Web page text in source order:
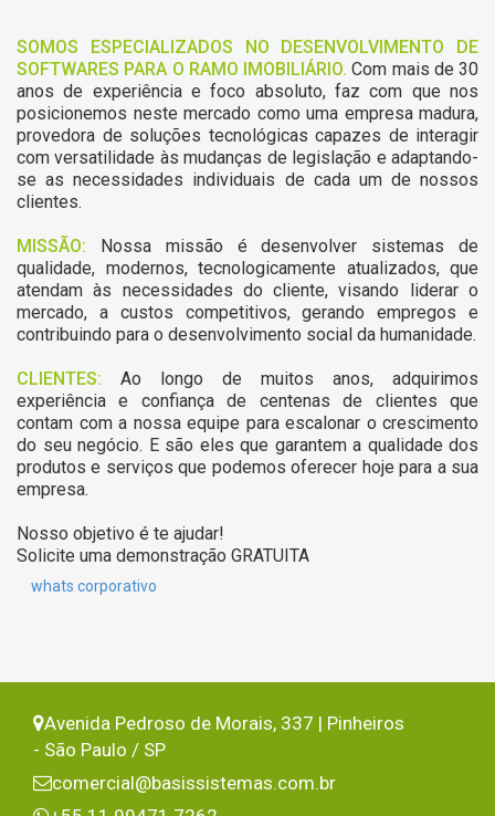
SOMOS ESPECIALIZADOS NO DESENVOLVIMENTO DE
SOFTWARES PARA O RAMO IMOBILIÁRIO. Com mais de 30
anos de experiência e foco absoluto, faz com que nos
posicionemos neste mercado como uma empresa madura,
provedora de soluções tecnológicas capazes de interagir
com versatilidade às mudanças de legislação e adaptando-
se as necessidades individuais de cada um de nossos
clientes.
MISSÃO: Nossa missão é desenvolver sistemas de
qualidade, modernos, tecnologicamente atualizados, que
atendam às necessidades do cliente, visando liderar o
mercado, a custos competitivos, gerando empregos e
contribuindo para o desenvolvimento social da humanidade.
CLIENTES: Ao longo de muitos anos, adquirimos
experiência e confiança de centenas de clientes que
contam com a nossa equipe para escalonar o crescimento
do seu negócio. E são eles que garantem a qualidade dos
produtos e serviços que podemos oferecer hoje para a sua
empresa.
Nosso objetivo é te ajudar!
Solicite uma demonstração GRATUITA
whats corporativo
Avenida Pedroso de Morais, 337 | Pinheiros
- São Paulo / SP
comercial@basissistemas.com.br